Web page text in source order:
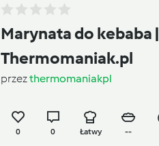
Marynata do kebaba |
Thermomaniak.pl
przezthermomaniakpl
0 0 Łatwy --